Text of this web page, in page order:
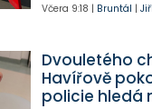
Včera 9:18 | Bruntál |
Dvouletého
Havířově
policie hledá